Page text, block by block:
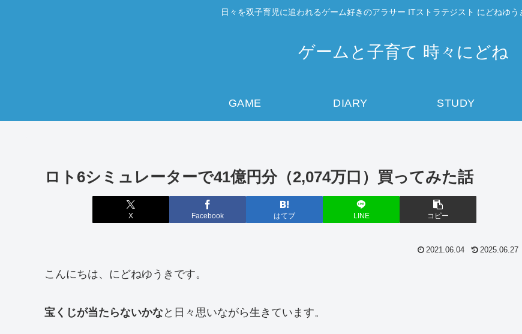
日々を双子育児に追われるゲーム好きのアラサー ITストラテジスト にどねゆう
ゲームと子育て 時々にどね
GAME DIARY STUDY
ロト6シミュレーターで41億円分（2,074万口）買ってみた話
X Facebook はてブ LINE コピー
2021.06.04 2025.06.27
こんにちは、にどねゆうきです。
宝くじが当たらないかなと日々思いながら生きています。